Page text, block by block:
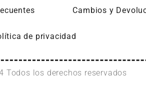
Cambios y
de privacidad
Todos los derechos reservados